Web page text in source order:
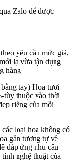
Zalo để được
yêu cầu mức giá,
lạ vừa tận dụng
hàng
tay) Hoa tươi
tùy thuộc vào thời
riêng của mỗi
loại hoa không có
gần tương tự về
đáp ứng nhu cầu
nghệ thuật của